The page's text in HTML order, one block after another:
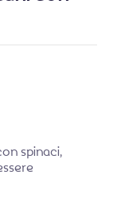
spinaci,